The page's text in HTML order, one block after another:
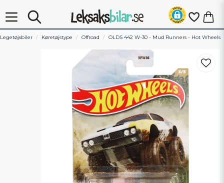
Legetøjsbiler Køretøjstype Offroad OLDS 442 W-30 - Mud Runners - Hot Wheels